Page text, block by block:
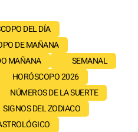
DEL DÍA
DE MAÑANA
MAÑANA
SEMANAL
HORÓSCOPO 2026
NÚMEROS DE LA SUERTE
SIGNOS DEL ZODIACO